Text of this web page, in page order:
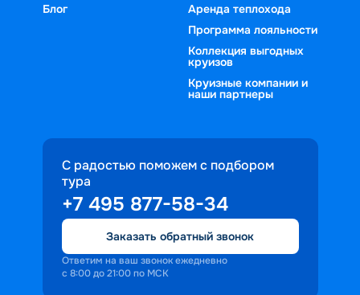
Блог
Аренда теплохода
Программа лояльности
Коллекция выгодных
круизов
Круизные компании и
наши партнеры
С радостью поможем с подбором
тура
+7 495 877-58-34
Заказать обратный звонок
Ответим на ваш звонок ежедневно
с 8:00 до 21:00 по МСК